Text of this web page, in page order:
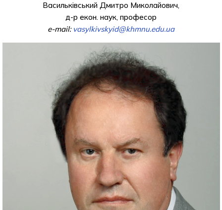
Васильківський Дмитро Миколайович,
д-р екон. наук, професор
e-mail: vasylkivskyid@khmnu.edu.ua